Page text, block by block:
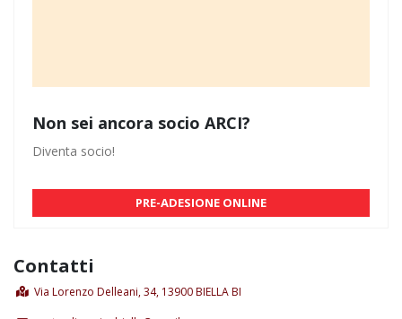
Non sei ancora socio ARCI?
Diventa socio!
PRE-ADESIONE ONLINE
Contatti
Via Lorenzo Delleani, 34, 13900 BIELLA BI